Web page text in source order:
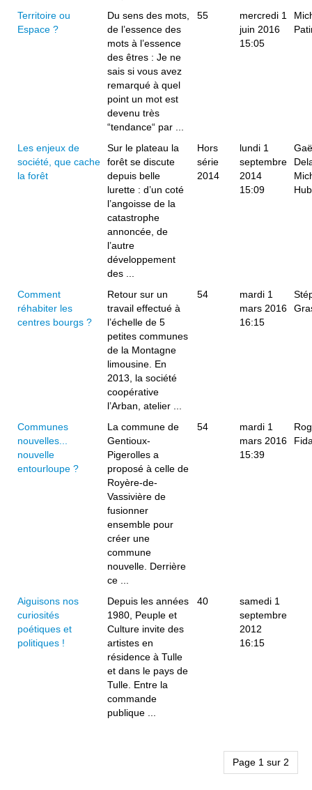
Territoire ou
Espace ?
Du sens des mots,
de l’essence des
mots à l’essence
des êtres : Je ne
sais si vous avez
remarqué à quel
point un mot est
devenu très
“tendance“ par ...
55
mercredi 1
juin 2016
15:05
Les enjeux de
société, que cache
la forêt
Sur le plateau la
forêt se discute
depuis belle
lurette : d’un coté
l’angoisse de la
catastrophe
annoncée, de
l’autre
développement
des ...
Hors
série
2014
lundi 1
septembre
2014
15:09
Comment
réhabiter les
centres bourgs ?
Retour sur un
travail effectué à
l’échelle de 5
petites communes
de la Montagne
limousine. En
2013, la société
coopérative
l’Arban, atelier ...
54
mardi 1
mars 2016
16:15
Communes
nouvelles...
nouvelle
entourloupe ?
La commune de
Gentioux-
Pigerolles a
proposé à celle de
Royère-de-
Vassivière de
fusionner
ensemble pour
créer une
commune
nouvelle. Derrière
ce ...
54
mardi 1
mars 2016
15:39
Aiguisons nos
curiosités
poétiques et
politiques !
Depuis les années
1980, Peuple et
Culture invite des
artistes en
résidence à Tulle
et dans le pays de
Tulle. Entre la
commande
publique ...
40
samedi 1
septembre
2012
16:15
Page 1 sur 2